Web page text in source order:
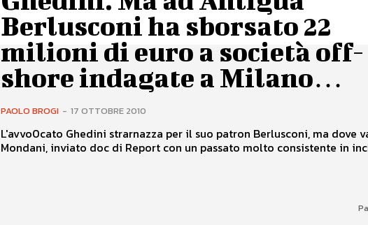
Berlusconi ha sborsato 22
milioni di euro a società off-
shore indagate a Milano…
PAOLO BROGI - 17 OTTOBRE 2010
L'avvo0cato Ghedini strarnazza per il suo patron Berlusconi, ma dove
Mondani, inviato doc di Report con un passato molto consistente in